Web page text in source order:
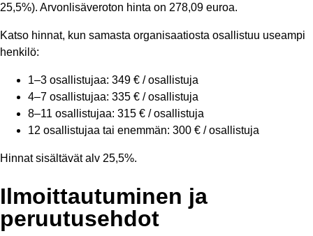
25,5%). Arvonlisäveroton hinta on 278,09 euroa.
Katso hinnat, kun samasta organisaatiosta osallistuu useampi
henkilö:
1–3 osallistujaa: 349 € / osallistuja
4–7 osallistujaa: 335 € / osallistuja
8–11 osallistujaa: 315 € / osallistuja
12 osallistujaa tai enemmän: 300 € / osallistuja
Hinnat sisältävät alv 25,5%.
Ilmoittautuminen ja
peruutusehdot